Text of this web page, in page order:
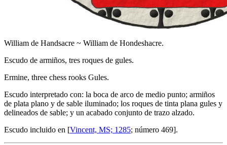
William de Handsacre ~ William de Hondeshacre.
Escudo de armiños, tres roques de gules.
Ermine, three chess rooks Gules.
Escudo interpretado con: la boca de arco de medio punto; armiños
de plata plano y de sable iluminado; los roques de tinta plana gules y
delineados de sable; y un acabado conjunto de trazo alzado.
Escudo incluido en [Vincent, MS; 1285; número 469].